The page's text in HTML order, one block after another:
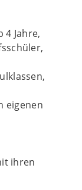
4 Jahre,
eigenen
ihren